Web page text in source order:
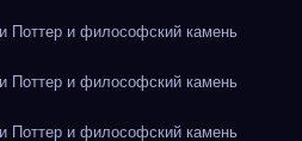
Поттер и философский камень
Поттер и философский камень
Поттер и философский камень